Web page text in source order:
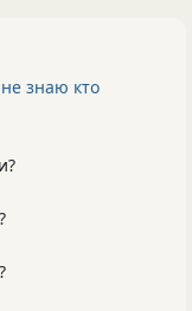
знаю кто